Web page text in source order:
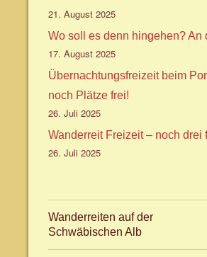
21. August 2025
Wo soll es denn hingehen? An
17. August 2025
Übernachtungsfreizeit beim
noch Plätze frei!
26. Juli 2025
Wanderreit Freizeit – noch drei
26. Juli 2025
Wanderreiten auf der
Schwäbischen Alb